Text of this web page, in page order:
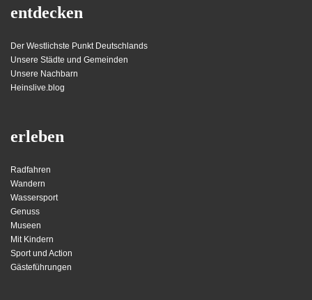
entdecken
Der Westlichste Punkt Deutschlands
Unsere Städte und Gemeinden
Unsere Nachbarn
Heinslive.blog
erleben
Radfahren
Wandern
Wassersport
Genuss
Museen
Mit Kindern
Sport und Action
Gästeführungen